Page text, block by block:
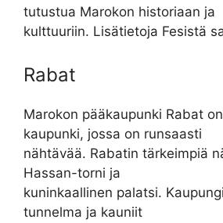
tutustua Marokon historiaan ja
kulttuuriin. Lisätietoja Fesistä
Rabat
Marokon pääkaupunki Rabat
kaupunki, jossa on runsaasti
nähtävää. Rabatin tärkeimpiä
Hassan-torni ja
kuninkaallinen palatsi.
tunnelma ja kauniit